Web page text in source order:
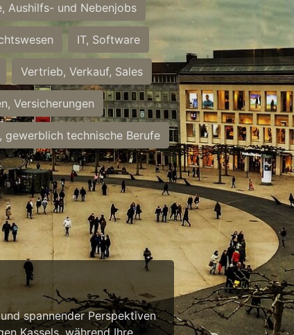
Aushilfs- und Nebenjobs
IT, Software
Vertrieb, Verkauf, Sales
Versicherungen
gewerblich technische Berufe
spannender Perspektiven